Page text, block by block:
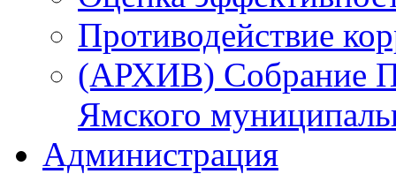
Противодействие
(АРХИВ) Собрание
Ямского
Администрация